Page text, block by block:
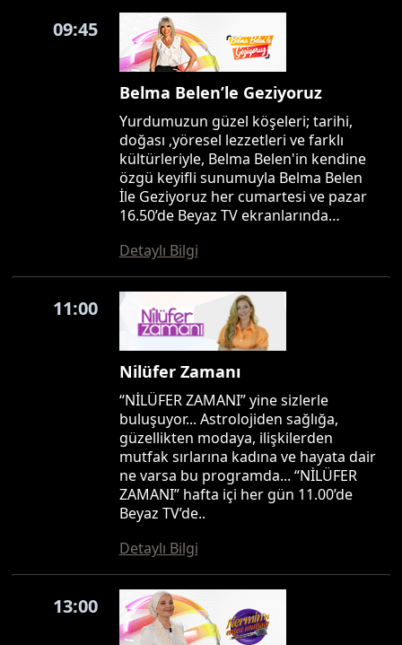
09:45
Belma Belen’le Geziyoruz
Yurdumuzun güzel köşeleri; tarihi,
doğası ,yöresel lezzetleri ve farklı
kültürleriyle, Belma Belen'in kendine
özgü keyifli sunumuyla Belma Belen
İle Geziyoruz her cumartesi ve pazar
16.50’de Beyaz TV ekranlarında…
Detaylı Bilgi
11:00
Nilüfer Zamanı
“NİLÜFER ZAMANI” yine sizlerle
buluşuyor... Astrolojiden sağlığa,
güzellikten modaya, ilişkilerden
mutfak sırlarına kadına ve hayata dair
ne varsa bu programda... “NİLÜFER
ZAMANI” hafta içi her gün 11.00’de
Beyaz TV’de..
Detaylı Bilgi
13:00